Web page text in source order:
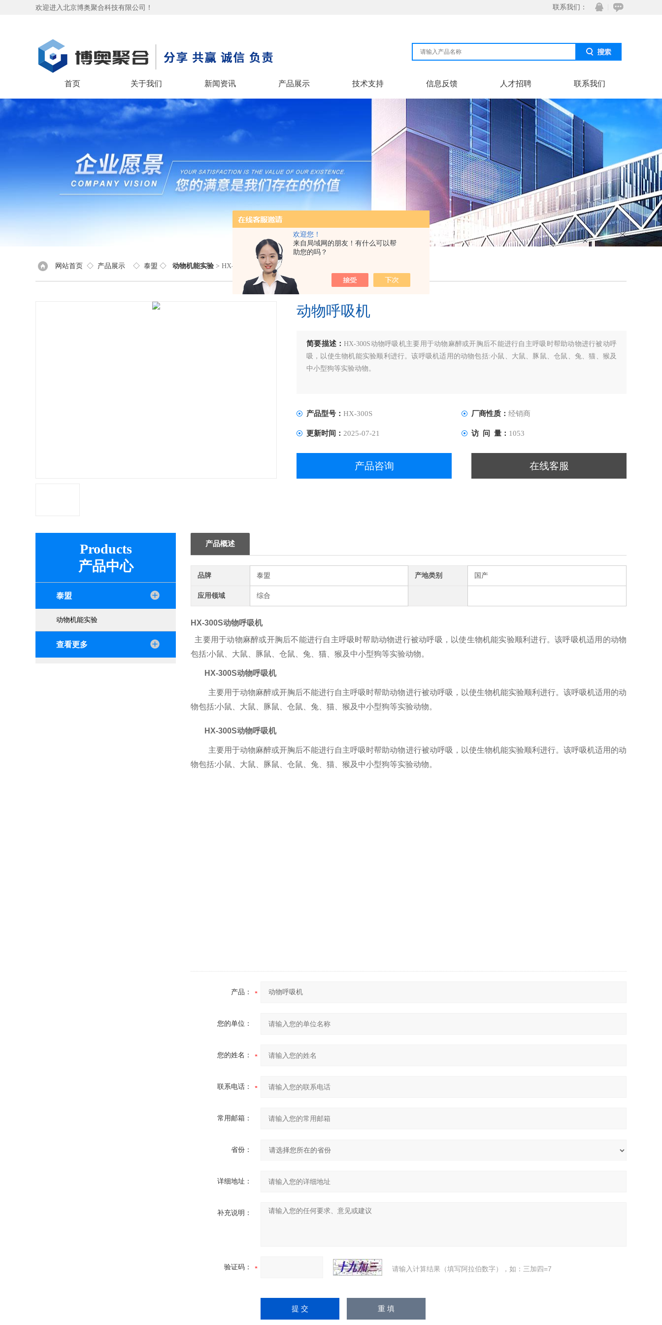
欢迎您！
来自局域网的朋友！有什么可以帮
助您的吗？
欢迎进入北京博奥聚合科技有限公司！ 联系我们：
在线
QQ
首页 关于我们 新闻资讯 产品展示 技术支持 信息反馈 人才招聘 联系我们
网站首页 ◇ 产品展示 ◇ 泰盟 ◇ 动物机能实验 > HX-300S动物呼吸机
动物呼吸机
简要描述：HX-300S动物呼吸机主要用于动物麻醉或开胸后不能进行自主呼吸时帮助动物进行被动呼
吸，以使生物机能实验顺利进行。该呼吸机适用的动物包括:小鼠、大鼠、豚鼠、仓鼠、兔、猫、猴及
中小型狗等实验动物。
产品型号： HX-300S 厂商性质： 经销商
更新时间： 2025-07-21 访 问 量： 1053
产品咨询 在线客服
Products
产品中心
泰盟
动物机能实验
查看更多
产品概述
品牌 泰盟 产地类别 国产
应用领域 综合
HX-300S动物呼吸机
主要用于动物麻醉或开胸后不能进行自主呼吸时帮助动物进行被动呼吸，以使生物机能实验顺利进行。该呼吸机适用的动物
包括:小鼠、大鼠、豚鼠、仓鼠、兔、猫、猴及中小型狗等实验动物。
HX-300S动物呼吸机
主要用于动物麻醉或开胸后不能进行自主呼吸时帮助动物进行被动呼吸，以使生物机能实验顺利进行。该呼吸机适用的动
物包括:小鼠、大鼠、豚鼠、仓鼠、兔、猫、猴及中小型狗等实验动物。
HX-300S动物呼吸机
主要用于动物麻醉或开胸后不能进行自主呼吸时帮助动物进行被动呼吸，以使生物机能实验顺利进行。该呼吸机适用的动
物包括:小鼠、大鼠、豚鼠、仓鼠、兔、猫、猴及中小型狗等实验动物。
产品：
您的单位：
您的姓名：
联系电话：
常用邮箱：
省份：
详细地址：
补充说明：
验证码： 请输入计算结果（填写阿拉伯数字），如：三加四=7